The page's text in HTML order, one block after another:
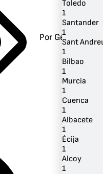
Por Género
Toledo
1
Santander
1
Sant
1
Bilbao
1
Murcia
1
Cuenca
1
Albacete
1
Écija
1
Alcoy
1